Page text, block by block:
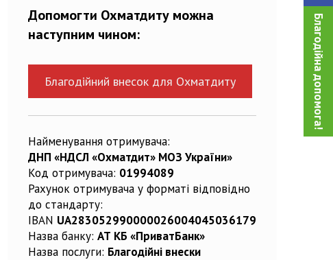
Благодійна допомога!
Допомогти Охматдиту можна
наступним чином:
Благодійний внесок для Охматдиту
Найменування отримувача:
ДНП «НДСЛ «Охматдит» МОЗ України»
Код отримувача: 01994089
Рахунок отримувача у форматі відповідно
до стандарту:
IBAN UA283052990000026004045036179
Назва банку: АТ КБ «ПриватБанк»
Назва послуги: Благодійні внески